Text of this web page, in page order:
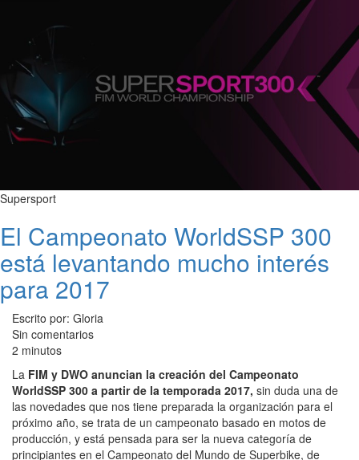
Supersport
El Campeonato WorldSSP 300
está levantando mucho interés
para 2017
Escrito por: Gloria
Sin comentarios
2 minutos
La FIM y DWO anuncian la creación del Campeonato
WorldSSP 300 a partir de la temporada 2017, sin duda una de
las novedades que nos tiene preparada la organización para el
próximo año, se trata de un campeonato basado en motos de
producción, y está pensada para ser la nueva categoría de
principiantes en el Campeonato del Mundo de Superbike, de